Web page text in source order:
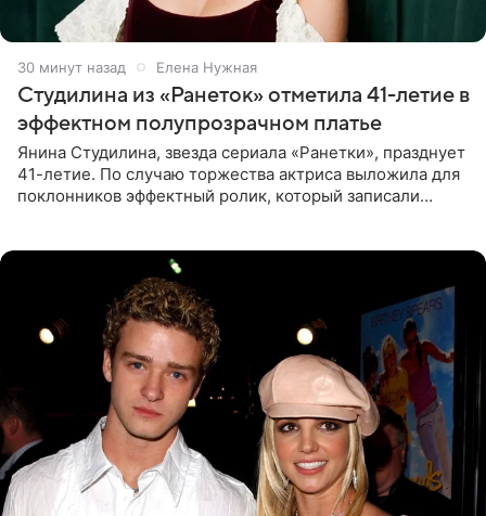
30 минут назад Елена Нужная
Студилина из «Ранеток» отметила 41-летие в
эффектном полупрозрачном платье
Янина Студилина, звезда сериала «Ранетки», празднует
41-летие. По случаю торжества актриса выложила для
поклонников эффектный ролик, который записали